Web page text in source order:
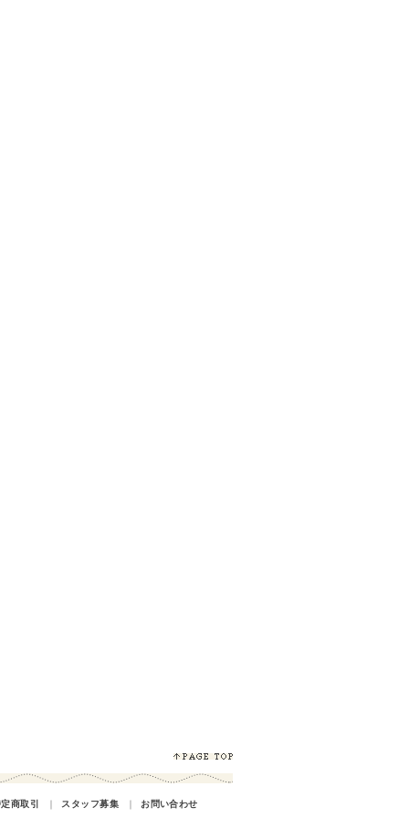
商取引 ｜ スタッフ募集 ｜ お問い合わせ